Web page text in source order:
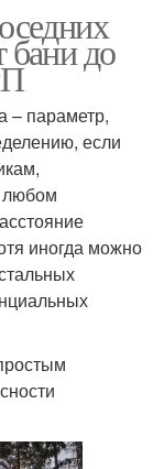
бани до
– параметр,
если
иногда можно